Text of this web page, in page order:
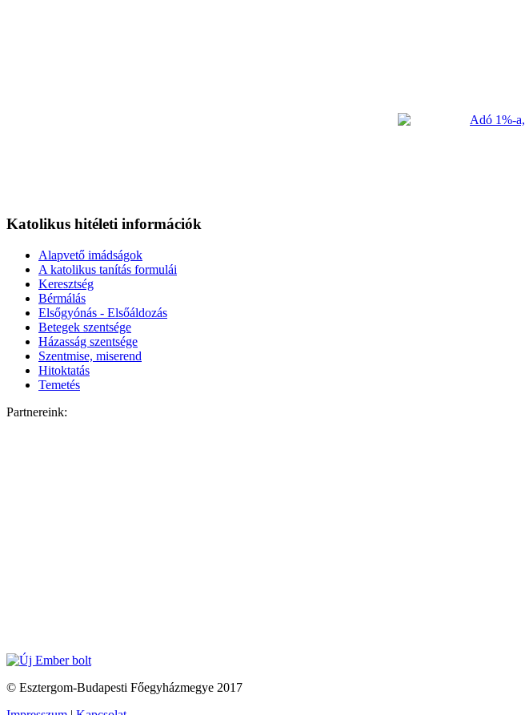
Katolikus hitéleti információk
Alapvető imádságok
A katolikus tanítás formulái
Keresztség
Bérmálás
Elsőgyónás - Elsőáldozás
Betegek szentsége
Házasság szentsége
Szentmise, miserend
Hitoktatás
Temetés
Partnereink:
© Esztergom-Budapesti Főegyházmegye 2017